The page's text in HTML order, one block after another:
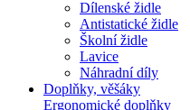
Dílenské židle
Antistatické židle
Školní židle
Lavice
Náhradní díly
Doplňky, věšáky
Ergonomické doplňky